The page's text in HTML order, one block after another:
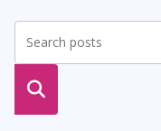
suche